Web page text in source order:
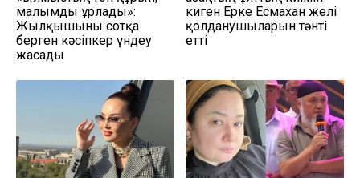
малымды ұрлады»:
Жылқышыны сотқа
берген кәсіпкер үндеу
жасады
киген Ерке Есмахан желі
қолданушыларын тәнті
етті